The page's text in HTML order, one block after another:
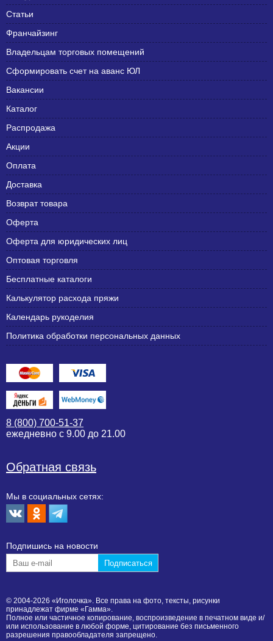
Статьи
Франчайзинг
Владельцам торговых помещений
Сформировать счет на аванс ЮЛ
Вакансии
Каталог
Распродажа
Акции
Оплата
Доставка
Возврат товара
Оферта
Оферта для юридических лиц
Оптовая торговля
Бесплатные каталоги
Калькулятор расхода пряжи
Календарь рукоделия
Политика обработки персональных данных
8 (800) 700-51-37
ежедневно с 9.00 до 21.00
Обратная связь
Мы в социальных сетях:
Подпишиcь на новости
© 2004-2026 «Иголочка». Все права на фото, тексты, рисунки
принадлежат фирме «Гамма».
Полное или частичное копирование, воспроизведение в печатном виде и/
или использование в любой форме, цитирование без письменного
разрешения правообладателя запрещено.